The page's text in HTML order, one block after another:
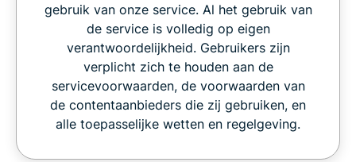
gebruik van onze service. Al het gebruik van
de service is volledig op eigen
verantwoordelijkheid. Gebruikers zijn
verplicht zich te houden aan de
servicevoorwaarden, de voorwaarden van
de contentaanbieders die zij gebruiken, en
alle toepasselijke wetten en regelgeving.